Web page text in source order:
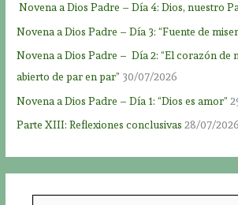
Novena a Dios Padre – Día 4: Dios, nuestro
Novena a Dios Padre – Día 3: “Fuente de
Novena a Dios Padre – Día 2: “El corazón de
abierto de par en par” 30/07/2026
Novena a Dios Padre – Día 1: “Dios es amor”
Parte XIII: Reflexiones conclusivas 28/07/2026